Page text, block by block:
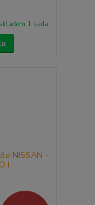
skladem 1 sada